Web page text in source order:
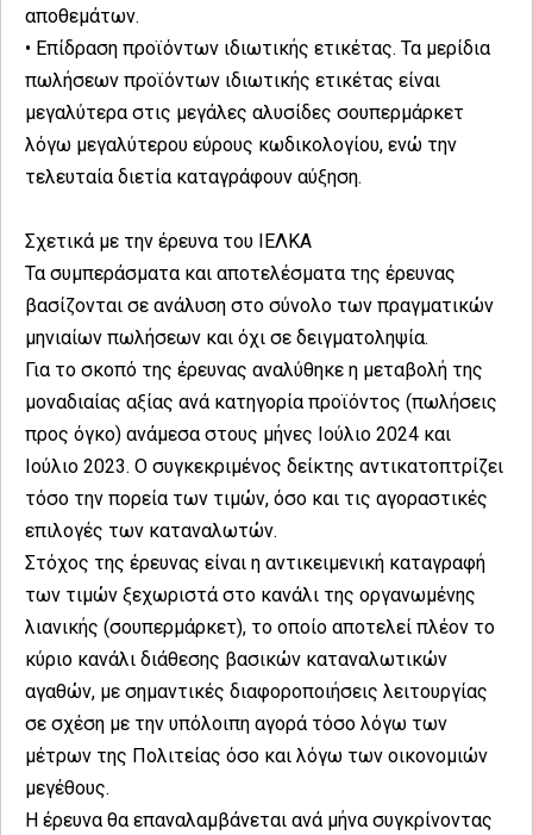
αποθεμάτων.
• Επίδραση προϊόντων ιδιωτικής ετικέτας. Τα μερίδια
πωλήσεων προϊόντων ιδιωτικής ετικέτας είναι
μεγαλύτερα στις μεγάλες αλυσίδες σουπερμάρκετ
λόγω μεγαλύτερου εύρους κωδικολογίου, ενώ την
τελευταία διετία καταγράφουν αύξηση.
Σχετικά με την έρευνα του ΙΕΛΚΑ
Τα συμπεράσματα και αποτελέσματα της έρευνας
βασίζονται σε ανάλυση στο σύνολο των πραγματικών
μηνιαίων πωλήσεων και όχι σε δειγματοληψία.
Για το σκοπό της έρευνας αναλύθηκε η μεταβολή της
μοναδιαίας αξίας ανά κατηγορία προϊόντος (πωλήσεις
προς όγκο) ανάμεσα στους μήνες Ιούλιο 2024 και
Ιούλιο 2023. Ο συγκεκριμένος δείκτης αντικατοπτρίζει
τόσο την πορεία των τιμών, όσο και τις αγοραστικές
επιλογές των καταναλωτών.
Στόχος της έρευνας είναι η αντικειμενική καταγραφή
των τιμών ξεχωριστά στο κανάλι της οργανωμένης
λιανικής (σουπερμάρκετ), το οποίο αποτελεί πλέον το
κύριο κανάλι διάθεσης βασικών καταναλωτικών
αγαθών, με σημαντικές διαφοροποιήσεις λειτουργίας
σε σχέση με την υπόλοιπη αγορά τόσο λόγω των
μέτρων της Πολιτείας όσο και λόγω των οικονομιών
μεγέθους.
Η έρευνα θα επαναλαμβάνεται ανά μήνα συγκρίνοντας